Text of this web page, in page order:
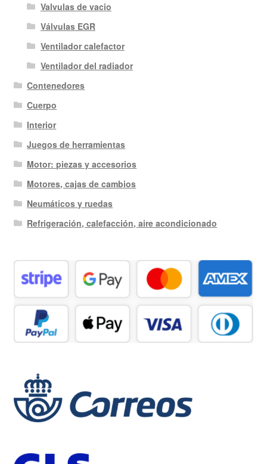
Valvulas de vacio
Válvulas EGR
Ventilador calefactor
Ventilador del radiador
Contenedores
Cuerpo
Interior
Juegos de herramientas
Motor: piezas y accesorios
Motores, cajas de cambios
Neumáticos y ruedas
Refrigeración, calefacción, aire acondicionado